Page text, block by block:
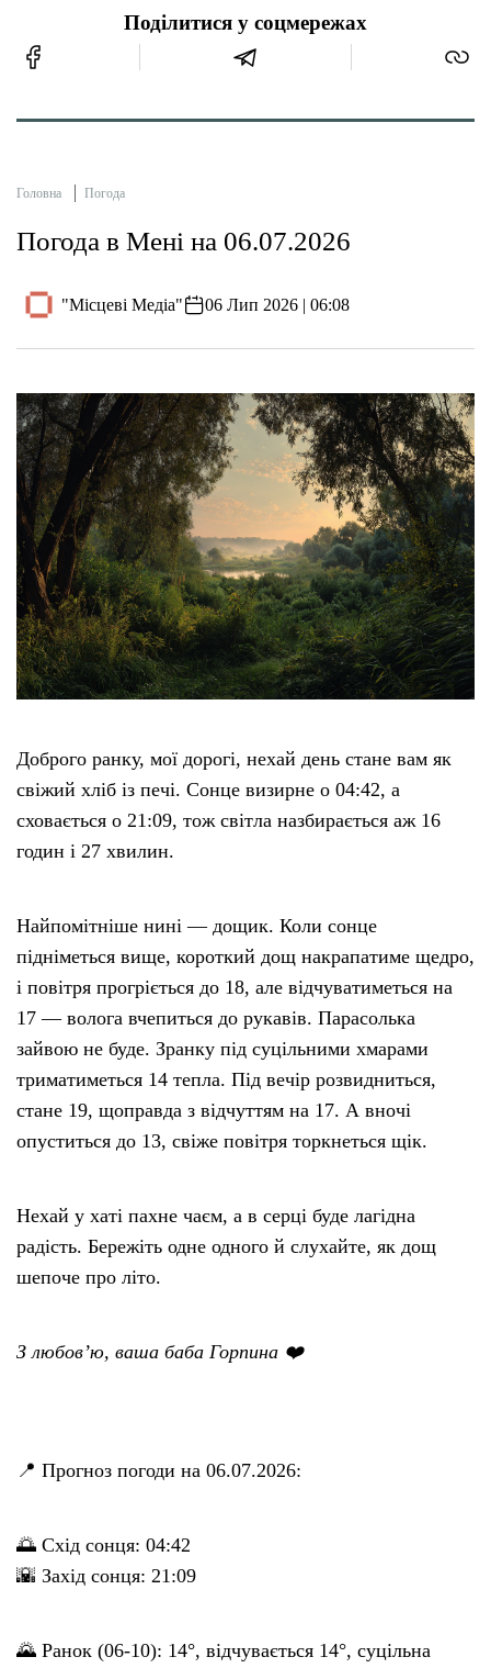
Поділитися у соцмережах
Головна Погода
Погода в Мені на 06.07.2026
"Місцеві Медіа" 06 Лип 2026 | 06:08
Доброго ранку, мої дорогі, нехай день стане вам як
свіжий хліб із печі. Сонце визирне о 04:42, а
сховається о 21:09, тож світла назбирається аж 16
годин і 27 хвилин.
Найпомітніше нині — дощик. Коли сонце
підніметься вище, короткий дощ накрапатиме щедро,
і повітря прогріється до 18, але відчуватиметься на
17 — волога вчепиться до рукавів. Парасолька
зайвою не буде. Зранку під суцільними хмарами
триматиметься 14 тепла. Під вечір розвидниться,
стане 19, щоправда з відчуттям на 17. А вночі
опуститься до 13, свіже повітря торкнеться щік.
Нехай у хаті пахне чаєм, а в серці буде лагідна
радість. Бережіть одне одного й слухайте, як дощ
шепоче про літо.
З любов’ю, ваша баба Горпина ❤️
📍 Прогноз погоди на 06.07.2026:
🌅 Схід сонця: 04:42
🌇 Захід сонця: 21:09
🌄 Ранок (06-10): 14°, відчувається 14°, суцільна